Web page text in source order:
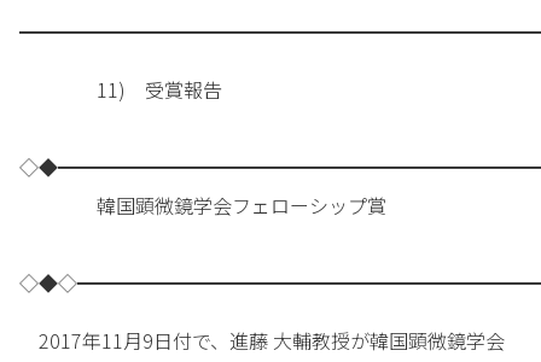
11) 受賞報告
韓国顕微鏡学会フェローシップ賞
2017年11月9日付で、進藤 大輔教授が韓国顕微鏡学会